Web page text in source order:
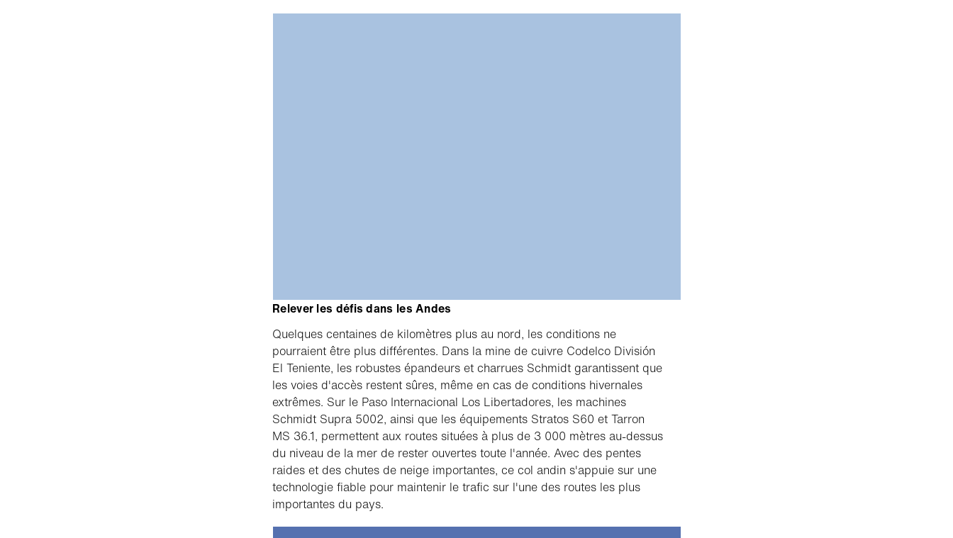
Relever les défis dans les Andes
Quelques centaines de kilomètres plus au nord, les conditions ne
pourraient être plus différentes. Dans la mine de cuivre Codelco División
El Teniente, les robustes épandeurs et charrues Schmidt garantissent que
les voies d'accès restent sûres, même en cas de conditions hivernales
extrêmes. Sur le Paso Internacional Los Libertadores, les machines
Schmidt Supra 5002, ainsi que les équipements Stratos S60 et Tarron
MS 36.1, permettent aux routes situées à plus de 3 000 mètres au-dessus
du niveau de la mer de rester ouvertes toute l'année. Avec des pentes
raides et des chutes de neige importantes, ce col andin s'appuie sur une
technologie fiable pour maintenir le trafic sur l'une des routes les plus
importantes du pays.